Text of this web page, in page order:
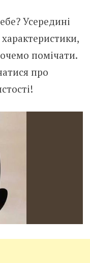
Усередині
помічати.
про